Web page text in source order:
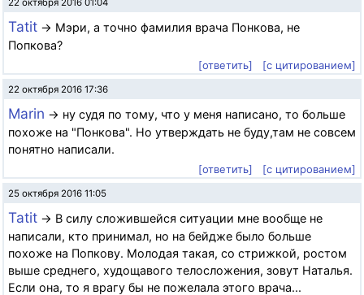
22 октября 2016 01:04
Tatit → Мэри, а точно фамилия врача Понкова, не
Попкова?
[ответить] [с цитированием]
22 октября 2016 17:36
Marin → ну судя по тому, что у меня написано, то больше
похоже на "Понкова". Но утверждать не буду,там не совсем
понятно написали.
[ответить] [с цитированием]
25 октября 2016 11:05
Tatit → В силу сложившейся ситуации мне вообще не
написали, кто принимал, но на бейдже было больше
похоже на Попкову. Молодая такая, со стрижкой, ростом
выше среднего, худощавого телосложения, зовут Наталья.
Если она, то я врагу бы не пожелала этого врача...